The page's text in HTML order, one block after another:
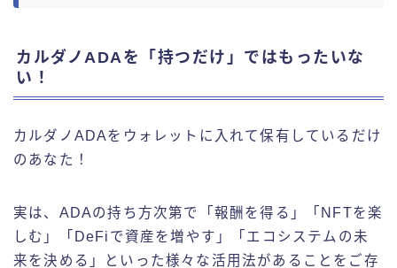
カルダノADAを「持つだけ」ではもったいな
い！
カルダノADAをウォレットに入れて保有しているだけ
のあなた！
実は、ADAの持ち方次第で「報酬を得る」「NFTを楽
しむ」「DeFiで資産を増やす」「エコシステムの未
来を決める」といった様々な活用法があることをご存